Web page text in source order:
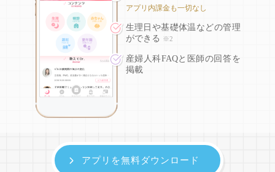
アプリ内課金も一切なし
生理日や基礎体温などの管理
ができる
※2
産婦人科FAQと医師の回答を
掲載
アプリを無料ダウンロード